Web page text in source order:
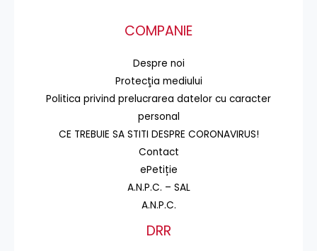
COMPANIE
Despre noi
Protecţia mediului
Politica privind prelucrarea datelor cu caracter
personal
CE TREBUIE SA STITI DESPRE CORONAVIRUS!
Contact
ePetiție
A.N.P.C. – SAL
A.N.P.C.
DRR